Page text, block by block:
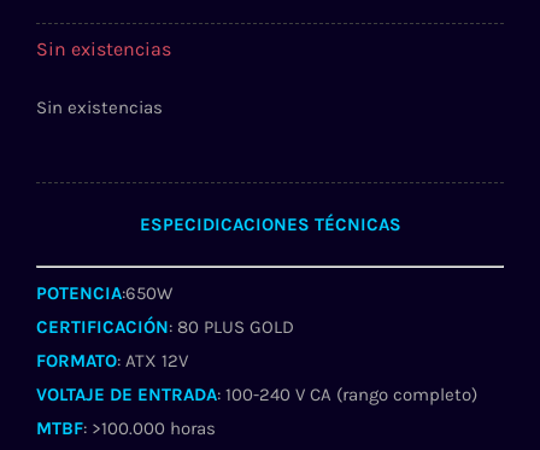
Sin existencias
Sin existencias
ESPECIDICACIONES TÉCNICAS
POTENCIA:650W
CERTIFICACIÓN: 80 PLUS GOLD
FORMATO: ATX 12V
VOLTAJE DE ENTRADA: 100-240 V CA (rango completo)
MTBF: >100.000 horas